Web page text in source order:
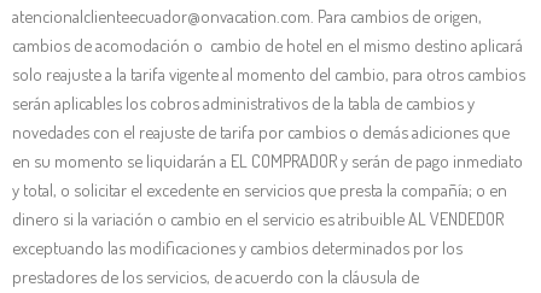
atencionalclienteecuador@onvacation.com. Para cambios de origen,
cambios de acomodación o cambio de hotel en el mismo destino aplicará
solo reajuste a la tarifa vigente al momento del cambio, para otros cambios
serán aplicables los cobros administrativos de la tabla de cambios y
novedades con el reajuste de tarifa por cambios o demás adiciones que
en su momento se liquidarán a EL COMPRADOR y serán de pago inmediato
y total, o solicitar el excedente en servicios que presta la compañía; o en
dinero si la variación o cambio en el servicio es atribuible AL VENDEDOR
exceptuando las modificaciones y cambios determinados por los
prestadores de los servicios, de acuerdo con la cláusula de